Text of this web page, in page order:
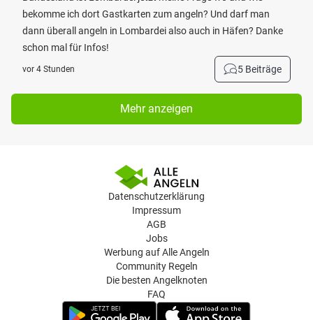
bekomme ich dort Gastkarten zum angeln? Und darf man
dann überall angeln in Lombardei also auch in Häfen? Danke
schon mal für Infos!
vor 4 Stunden 5 Beiträge
Mehr anzeigen
Datenschutzerklärung
Impressum
AGB
Jobs
Werbung auf Alle Angeln
Community Regeln
Die besten Angelknoten
FAQ